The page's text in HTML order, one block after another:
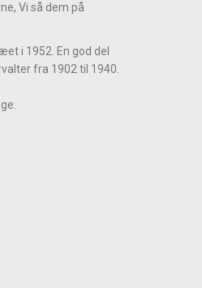
Vi så dem på
i 1952. En god del
fra 1902 til 1940.